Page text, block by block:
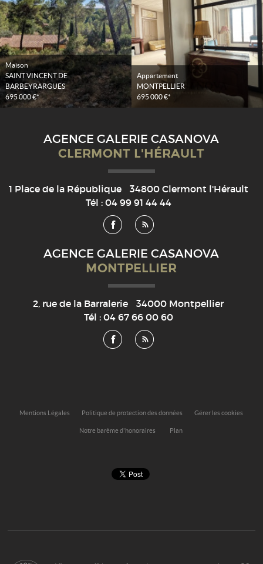
Maison
SAINT VINCENT DE
BARBEYRARGUES
695 000 €*
Appartement
MONTPELLIER
695 000 €*
AGENCE GALERIE CASANOVA
CLERMONT L'HÉRAULT
1 Place de la République 34800 Clermont l'Hérault
Tél : 04 99 91 44 44
AGENCE GALERIE CASANOVA
MONTPELLIER
2, rue de la Barralerie 34000 Montpellier
Tél : 04 67 66 00 60
Mentions Légales Politique de protection des données Gérer les cookies
Notre barème d'honoraires Plan